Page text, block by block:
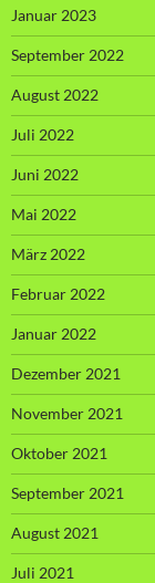
Januar 2023
September 2022
August 2022
Juli 2022
Juni 2022
Mai 2022
März 2022
Februar 2022
Januar 2022
Dezember 2021
November 2021
Oktober 2021
September 2021
August 2021
Juli 2021